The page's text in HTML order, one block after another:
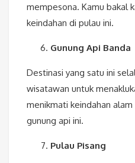
mempesona. Kamu bakal
keindahan di pulau ini.
Gunung Api Banda
Destinasi yang satu ini
wisatawan untuk
menikmati keindahan
gunung api ini.
Pulau Pisang